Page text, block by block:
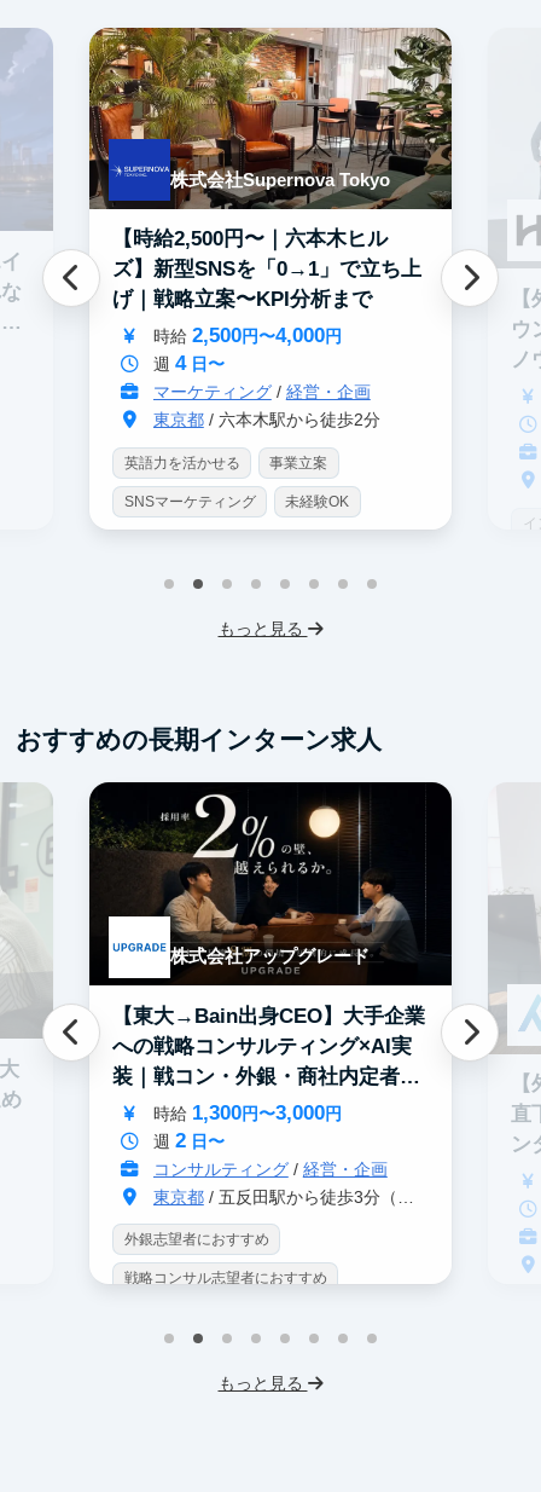
株式会社Supernova Tokyo
【時給2,500円〜｜六本木ヒル
ズ】新型SNSを「0→1」で立ち上
げ｜戦略立案〜KPI分析まで
時給 2,500円〜4,000円
週 4日〜
マーケティング/ 経営・企画
東京都/ 六本木駅から徒歩2分
英語力を活かせる 事業立案
SNSマーケティング 未経験OK
交通費支給
ウ
ノ
もっと見る
おすすめの長期インターン求人
株式会社アップグレード
【東大→Bain出身CEO】大手企業
への戦略コンサルティング×AI実
装｜戦コン・外銀・商社内定者多
数
時給 1,300円〜3,000円
週 2日〜
コンサルティング/ 経営・企画
東京都/ 五反田駅から徒歩3分（大崎駅から徒歩8分）
外銀志望者におすすめ
戦略コンサル志望者におすすめ
データサイエンス
直
ン
もっと見る